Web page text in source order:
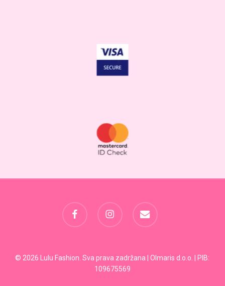
facebook instagram email
© 2026 Lulu Fashion. Sva prava zadržana | Olmaris d.o.o. | PIB:
109675569